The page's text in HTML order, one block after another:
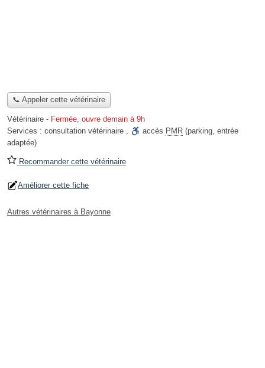
📞 Appeler cette vétérinaire
Vétérinaire - Fermée, ouvre demain à 9h
Services : consultation vétérinaire , accès PMR (parking, entrée
adaptée)
Recommander cette vétérinaire
Améliorer cette fiche
Autres vétérinaires à Bayonne